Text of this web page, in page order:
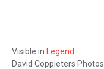
Visible in Legend
David Coppieters Photos